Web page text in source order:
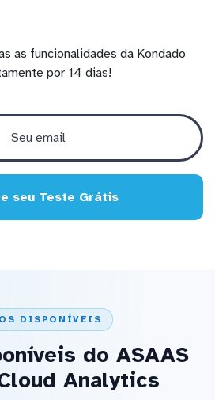
as funcionalidades da Kondado
por 14 dias!
seu Teste Grátis
DISPONÍVEIS
do ASAAS
Analytics